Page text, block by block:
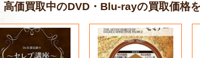
高価買取中のDVD・Blu-rayの買取価格